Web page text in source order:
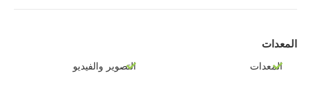
المعدات
المعدات التصوير والفيديو